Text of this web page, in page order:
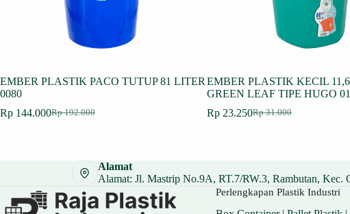
EMBER PLASTIK PACO TUTUP 81 LITER
0080
Rp192.000
Harga
Rp 144.000Harga
Rp 144.000.
EMBER PLASTIK KECIL
GREEN LEAF TIPE HUGO
Rp31.000
Harga
Rp 23.250Harga
Alamat
Alamat: Jl. Mastrip No.9A, RT.7/RW.3, Rambutan, Kec.
Perlengkapan Plastik Industri